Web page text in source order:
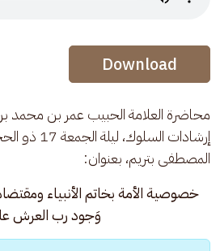
Audio Stream
Download
محاضرة العلامة الحبيب عمر بن
المصطفى بتريم، بعنوان:
خصوصية الأمة بخاتم الأنبياء
وَجود رب العرش